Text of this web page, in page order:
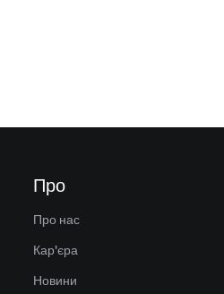
Про
Про нас
Кар'єра
Новини